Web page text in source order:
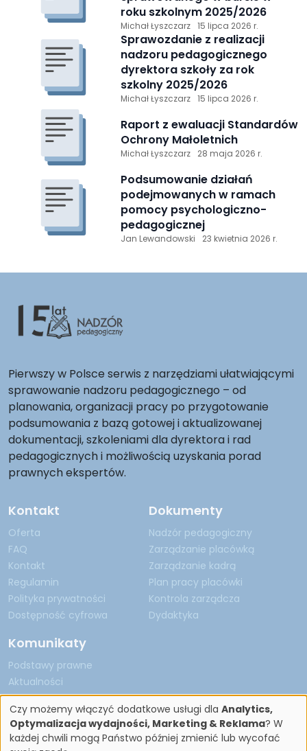
roku szkolnym 2025/2026
Michał Łyszczarz 15 lipca 2026 r.
Sprawozdanie z realizacji
nadzoru pedagogicznego
dyrektora szkoły za rok
szkolny 2025/2026
Michał Łyszczarz 15 lipca 2026 r.
Raport z ewaluacji Standardów
Ochrony Małoletnich
Michał Łyszczarz 28 maja 2026 r.
Podsumowanie działań
podejmowanych w ramach
pomocy psychologiczno-
pedagogicznej
Jan Lewandowski 23 kwietnia 2026 r.
Pierwszy w Polsce serwis z narzędziami ułatwiającymi
sprawowanie nadzoru pedagogicznego – od
planowania, organizacji pracy po przygotowanie
podsumowania z bazą gotowej i aktualizowanej
dokumentacji, szkoleniami dla dyrektora i rad
pedagogicznych i możliwością uzyskania porad
prawnych ekspertów.
Kontakt
Oferta
FAQ
Kontakt
Regulamin
Polityka prywatności
Dostępność cyfrowa
Dokumenty
Nadzór pedagogiczny
Zarządzanie placówką
Zarządzanie kadrą
Plan pracy placówki
Kontrola zarządcza
Dydaktyka
Komunikaty
Podstawy prawne
Aktualności
Copyright by Nadzór Pedagogiczny 2026
Czy możemy włączyć dodatkowe usługi dla Analytics,
Optymalizacja wydajności, Marketing & Reklama? W
każdej chwili mogą Państwo później zmienić lub wycofać